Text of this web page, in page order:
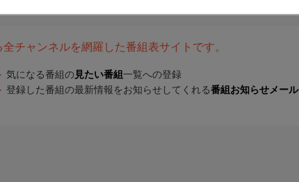
チャンネルを網羅した番組表サイトです。
気になる番組の 見たい番組 一覧への登録
登録した番組の最新情報をお知らせしてくれる番組お知らせメール